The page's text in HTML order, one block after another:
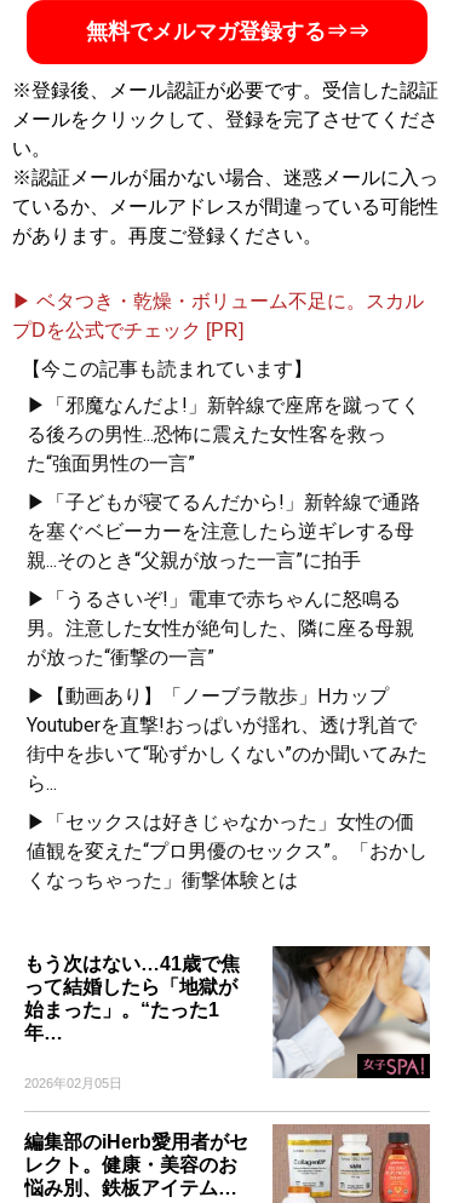
無料でメルマガ登録する⇒⇒
※登録後、メール認証が必要です。受信した認証
メールをクリックして、登録を完了させてくださ
い。
※認証メールが届かない場合、迷惑メールに入っ
ているか、メールアドレスが間違っている可能性
があります。再度ご登録ください。
▶ ベタつき・乾燥・ボリューム不足に。スカル
プDを公式でチェック [PR]
【今この記事も読まれています】
▶「邪魔なんだよ!」新幹線で座席を蹴ってく
る後ろの男性...恐怖に震えた女性客を救っ
た“強面男性の一言”
▶「子どもが寝てるんだから!」新幹線で通路
を塞ぐベビーカーを注意したら逆ギレする母
親...そのとき“父親が放った一言”に拍手
▶「うるさいぞ!」電車で赤ちゃんに怒鳴る
男。注意した女性が絶句した、隣に座る母親
が放った“衝撃の一言”
▶【動画あり】「ノーブラ散歩」Hカップ
Youtuberを直撃!おっぱいが揺れ、透け乳首で
街中を歩いて“恥ずかしくない”のか聞いてみた
ら...
▶「セックスは好きじゃなかった」女性の価
値観を変えた“プロ男優のセックス”。「おかし
くなっちゃった」衝撃体験とは
もう次はない…41歳で焦
って結婚したら「地獄が
始まった」。“たった1
年…
2026年02月05日
編集部のiHerb愛用者がセ
レクト。健康・美容のお
悩み別、鉄板アイテム…